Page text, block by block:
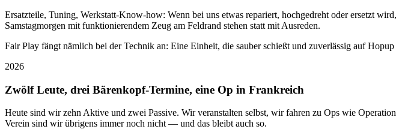
Ersatzteile, Tuning, Werkstatt-Know-how: Wenn bei uns etwas repariert, hochgedreht oder ersetzt
Samstagmorgen mit funktionierendem Zeug am Feldrand stehen statt mit Ausreden.
Fair Play fängt nämlich bei der Technik an: Eine Einheit, die sauber schießt und zuverlässig auf
2026
Zwölf Leute, drei Bärenkopf-Termine, eine Op in Frankreich
Heute sind wir zehn Aktive und zwei Passive. Wir veranstalten selbst, wir fahren zu Ops wie
Verein sind wir übrigens immer noch nicht — und das bleibt auch so.